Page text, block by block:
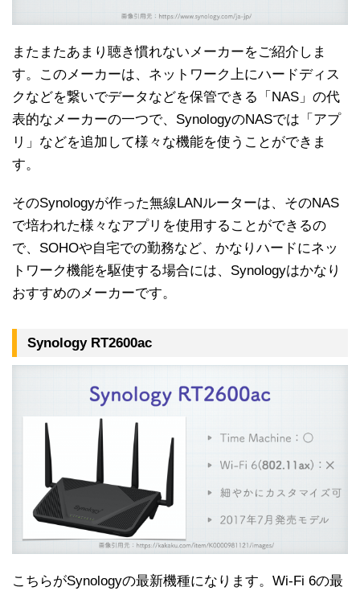
またまたあまり聴き慣れないメーカーをご紹介しま
す。このメーカーは、ネットワーク上にハードディス
クなどを繋いでデータなどを保管できる「NAS」の代
表的なメーカーの一つで、SynologyのNASでは「アプ
リ」などを追加して様々な機能を使うことができま
す。
そのSynologyが作った無線LANルーターは、そのNAS
で培われた様々なアプリを使用することができるの
で、SOHOや自宅での勤務など、かなりハードにネッ
トワーク機能を駆使する場合には、Synologyはかなり
おすすめのメーカーです。
Synology RT2600ac
こちらがSynologyの最新機種になります。Wi-Fi 6の最